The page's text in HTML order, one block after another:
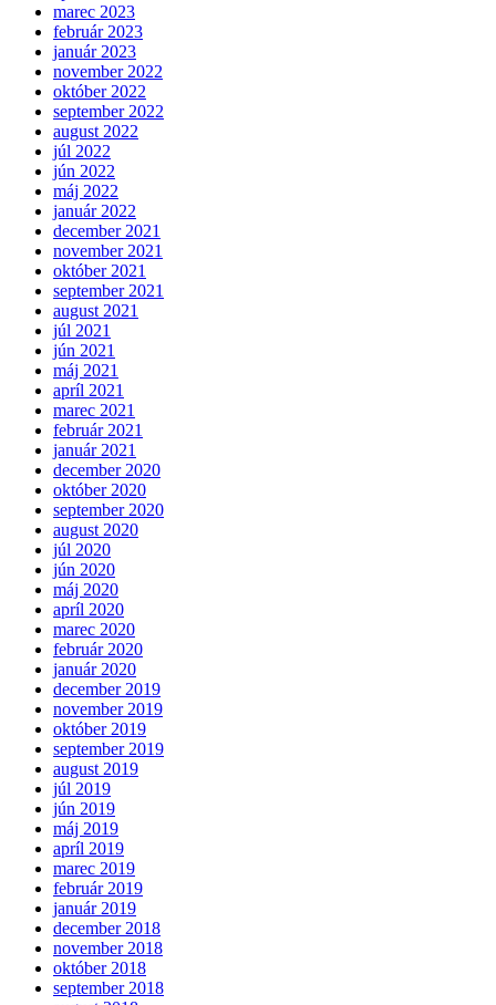
marec 2023
február 2023
január 2023
november 2022
október 2022
september 2022
august 2022
júl 2022
jún 2022
máj 2022
január 2022
december 2021
november 2021
október 2021
september 2021
august 2021
júl 2021
jún 2021
máj 2021
apríl 2021
marec 2021
február 2021
január 2021
december 2020
október 2020
september 2020
august 2020
júl 2020
jún 2020
máj 2020
apríl 2020
marec 2020
február 2020
január 2020
december 2019
november 2019
október 2019
september 2019
august 2019
júl 2019
jún 2019
máj 2019
apríl 2019
marec 2019
február 2019
január 2019
december 2018
november 2018
október 2018
september 2018